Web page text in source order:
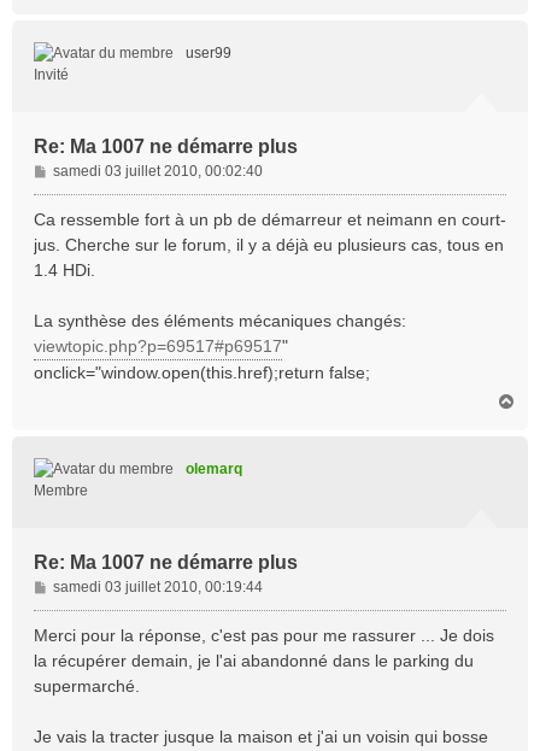
user99
Invité
Re: Ma 1007 ne démarre plus
M
e
s
g
samedi 03 juillet 2010, 00:02:40
Ca ressemble fort à un pb de démarreur et neimann en court-
jus. Cherche sur le forum, il y a déjà eu plusieurs cas, tous en
1.4 HDi.
La synthèse des éléments mécaniques changés:
viewtopic.php?p=69517#p69517"
onclick="window.open(this.href);return false;
olemarq
Membre
Re: Ma 1007 ne démarre plus
M
e
s
g
samedi 03 juillet 2010, 00:19:44
Merci pour la réponse, c'est pas pour me rassurer ... Je dois
la récupérer demain, je l'ai abandonné dans le parking du
supermarché.
Je vais la tracter jusque la maison et j'ai un voisin qui bosse